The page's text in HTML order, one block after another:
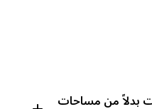
بدلاً من مساحات